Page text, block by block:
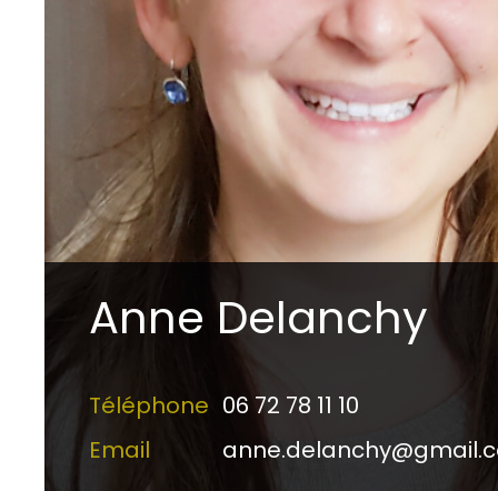
Anne Delanchy
Téléphone 06 72 78 11 10
Email